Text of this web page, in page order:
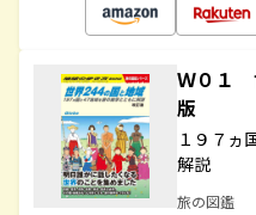
Ｗ０１
版
１９７ヵ
解説
旅の図鑑